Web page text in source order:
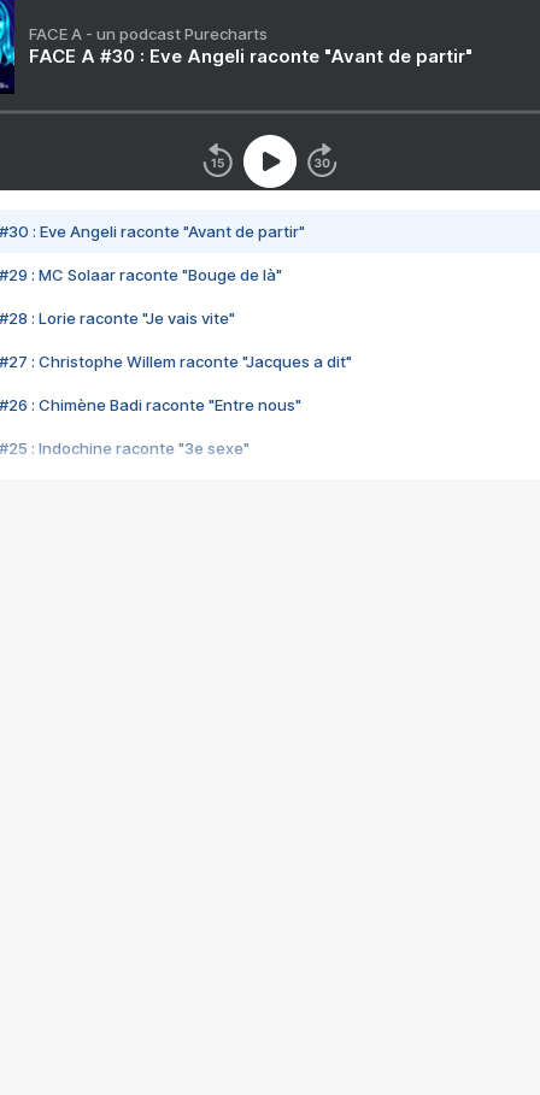
FACE A - un podcast Purecharts
FACE A #30 : Eve Angeli raconte "Avant de partir"
#30 : Eve Angeli raconte "Avant de partir"
#29 : MC Solaar raconte "Bouge de là"
#28 : Lorie raconte "Je vais vite"
#27 : Christophe Willem raconte "Jacques a dit"
#26 : Chimène Badi raconte "Entre nous"
#25 : Indochine raconte "3e sexe"